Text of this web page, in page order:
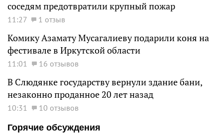
соседям предотвратили крупный пожар
11:27 1 отзыв
Комику Азамату Мусагалиеву подарили коня на
фестивале в Иркутской области
11:01 16 отзывов
В Слюдянке государству вернули здание бани,
незаконно проданное 20 лет назад
10:31
10 отзывов
Горячие обсуждения